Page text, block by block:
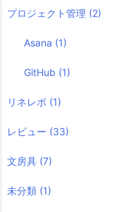
プロジェクト管理 (2)
Asana (1)
GitHub (1)
リネレボ (1)
レビュー (33)
文房具 (7)
未分類 (1)